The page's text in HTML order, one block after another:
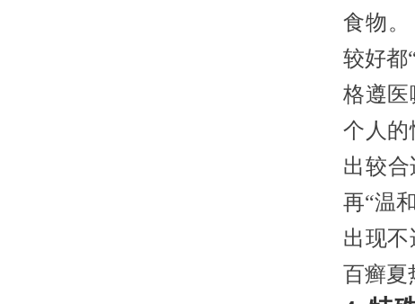
食物。
较好都
格遵医
个人的
出较合
再“温
出现不
百癣夏